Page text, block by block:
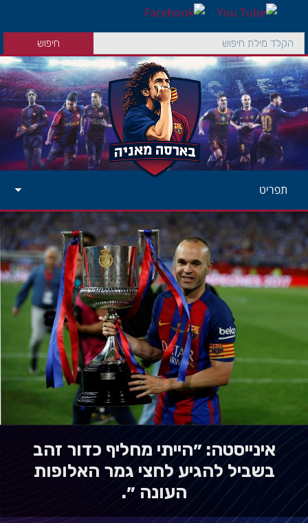
תפריט
אינייסטה: ״הייתי מחליף כדור זהב
בשביל להגיע לחצי גמר האלופות
העונה ״.